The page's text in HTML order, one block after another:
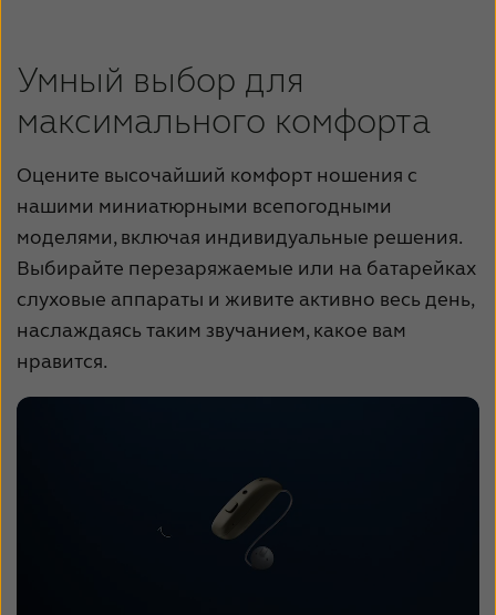
Умный выбор для
максимального комфорта
Оцените высочайший комфорт ношения с
нашими миниатюрными всепогодными
моделями, включая индивидуальные решения.
Выбирайте перезаряжаемые или на батарейках
слуховые аппараты и живите активно весь день,
наслаждаясь таким звучанием, какое вам
нравится.